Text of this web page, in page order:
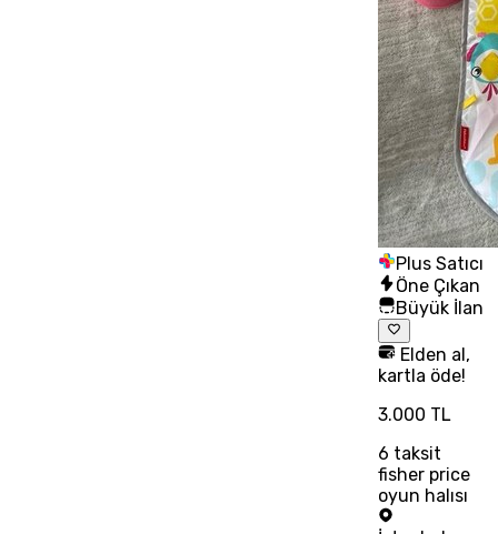
Plus Satıcı
Öne Çıkan
Büyük İlan
Elden al,
kartla öde!
3.000 TL
6 taksit
fisher price
oyun halısı